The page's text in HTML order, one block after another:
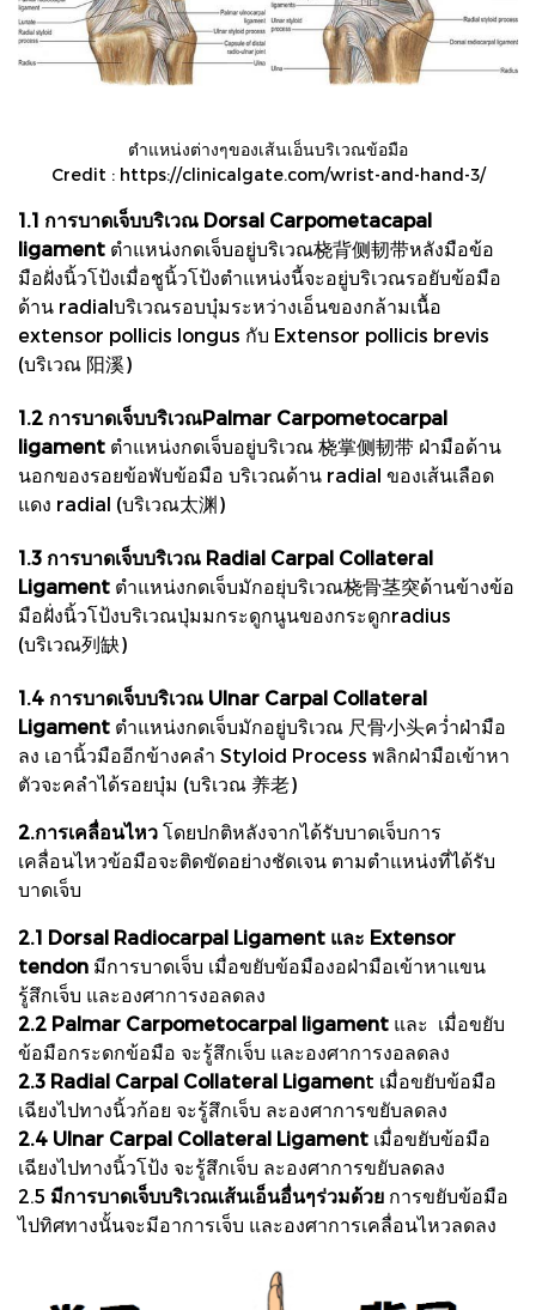
ตำแหน่งต่างๆของเส้นเอ็นบริเวณข้อมือ
Credit : https://clinicalgate.com/wrist-and-hand-3/
1.1 การบาดเจ็บบริเวณ Dorsal Carpometacapal
ligament ตำแหน่งกดเจ็บอยู่บริเวณ桡背侧韧带หลังมือข้อ
มือฝั่งนิ้วโป้งเมื่อชูนิ้วโป้งตำแหน่งนี้จะอยู่บริเวณรอยับข้อมือ
ด้าน radialบริเวณรอบบุ๋มระหว่างเอ็นของกล้ามเนื้อ
extensor pollicis longus กับ Extensor pollicis brevis
(บริเวณ 阳溪)
1.2 การบาดเจ็บบริเวณPalmar Carpometocarpal
ligament ตำแหน่งกดเจ็บอยู่บริเวณ 桡掌侧韧带 ฝ่ามือด้าน
นอกของรอยข้อพับข้อมือ บริเวณด้าน radial ของเส้นเลือด
แดง radial (บริเวณ太渊)
1.3 การบาดเจ็บบริเวณ Radial Carpal Collateral
Ligament ตำแหน่งกดเจ็บมักอยุ่บริเวณ桡骨茎突ด้านข้างข้อ
มือฝั่งนิ้วโป้งบริเวณปุ่มมกระดูกนูนของกระดูกradius
(บริเวณ列缺)
1.4 การบาดเจ็บบริเวณ Ulnar Carpal Collateral
Ligament ตำแหน่งกดเจ็บมักอยู่บริเวณ 尺骨小头คว่ำฝ่ามือ
ลง เอานิ้วมืออีกข้างคลำ Styloid Process พลิกฝ่ามือเข้าหา
ตัวจะคลำได้รอยบุ๋ม (บริเวณ 养老)
2.การเคลื่อนไหว โดยปกติหลังจากได้รับบาดเจ็บการ
เคลื่อนไหวข้อมือจะติดขัดอย่างชัดเจน ตามตำแหน่งที่ได้รับ
บาดเจ็บ
2.1 Dorsal Radiocarpal Ligament และ Extensor
tendon มีการบาดเจ็บ เมื่อขยับข้อมืองอฝ่ามือเข้าหาแขน
รู้สึกเจ็บ และองศาการงอลดลง
2.2 Palmar Carpometocarpal ligament และ เมื่อขยับ
ข้อมือกระดกข้อมือ จะรู้สึกเจ็บ และองศาการงอลดลง
2.3 Radial Carpal Collateral Ligament เมื่อขยับข้อมือ
เฉียงไปทางนิ้วก้อย จะรู้สึกเจ็บ ละองศาการขยับลดลง
2.4 Ulnar Carpal Collateral Ligament เมื่อขยับข้อมือ
เฉียงไปทางนิ้วโป้ง จะรู้สึกเจ็บ ละองศาการขยับลดลง
2.5 มีการบาดเจ็บบริเวณเส้นเอ็นอื่นๆร่วมด้วย การขยับข้อมือ
ไปทิศทางนั้นจะมีอาการเจ็บ และองศาการเคลื่อนไหวลดลง